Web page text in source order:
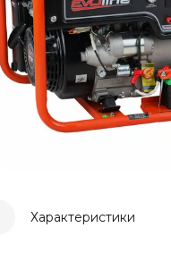
Характеристики